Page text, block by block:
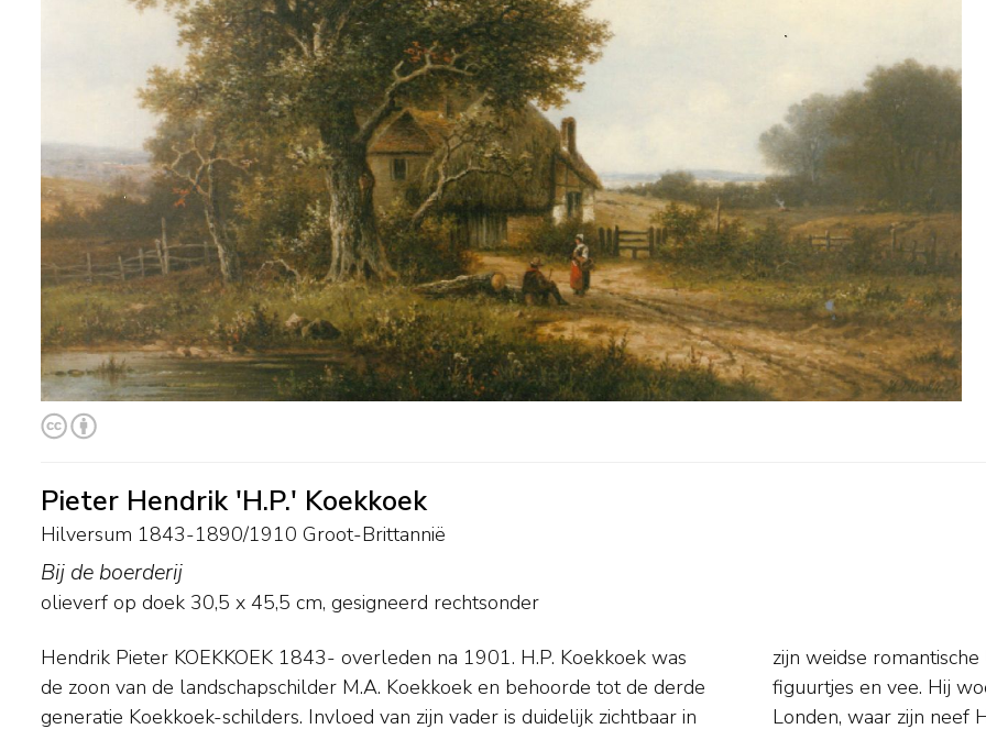
Pieter Hendrik 'H.P.' Koekkoek
Hilversum 1843-1890/1910 Groot-Brittannië
Bij de boerderij
olieverf op doek 30,5 x 45,5 cm, gesigneerd rechtsonder
Hendrik Pieter KOEKKOEK 1843- overleden na 1901. H.P. Koekkoek was
de zoon van de landschapschilder M.A. Koekkoek en behoorde tot de derde
generatie Koekkoek-schilders. Invloed van zijn vader is duidelijk zichtbaar in
zijn weidse romantische landschappen met imposante boompartijen, nietige
figuurtjes en vee. Hij woonde en werkte in Amsterdam, en enige tijd in
Londen, waar zijn neef